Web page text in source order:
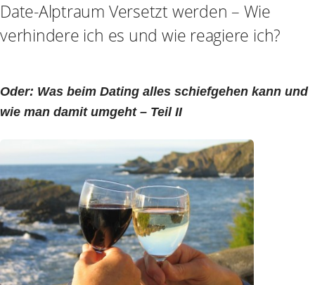
Date-Alptraum Versetzt werden – Wie
verhindere ich es und wie reagiere ich?
Oder: Was beim Dating alles schiefgehen kann und
wie man damit umgeht – Teil II